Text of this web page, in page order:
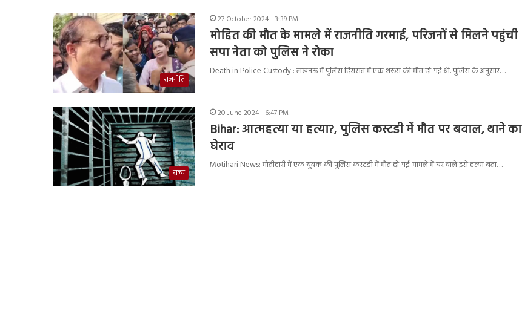
राजनीति
27 October 2024 - 3:39 PM
मोहित की मौत के मामले में राजनीति गरमाई, परिजनों से मिलने पहुंची
सपा नेता को पुलिस ने रोका
Death in Police Custody : लखनऊ में पुलिस हिरासत में एक शख्स की मौत हो गई थी. पुलिस के अनुसार…
राज्य
20 June 2024 - 6:47 PM
Bihar: आत्महत्या या हत्या?, पुलिस कस्टडी में मौत पर बवाल, थाने का
घेराव
Motihari News: मोतीहारी में एक युवक की पुलिस कस्टडी में मौत हो गई. मामले में घर वाले इसे हत्या बता…